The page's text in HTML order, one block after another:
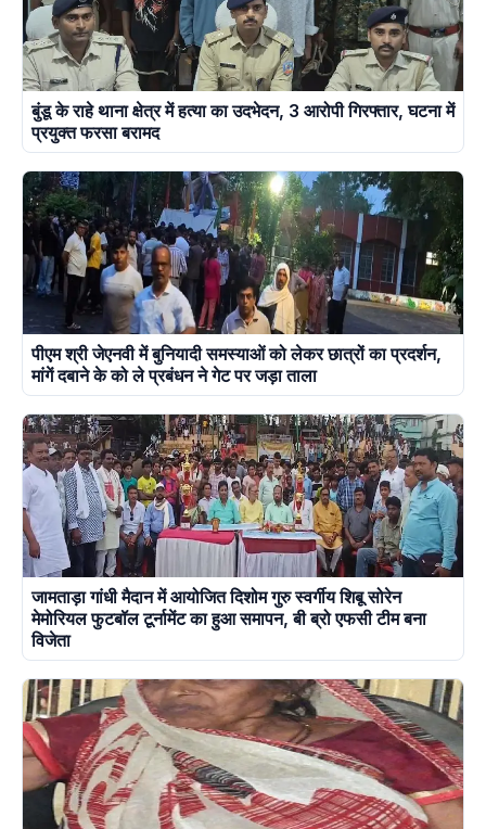
बुंडू के राहे थाना क्षेत्र में हत्या का उदभेदन, 3 आरोपी गिरफ्तार, घटना में
प्रयुक्त फरसा बरामद
पीएम श्री जेएनवी में बुनियादी समस्याओं को लेकर छात्रों का प्रदर्शन,
मांगें दबाने के को ले प्रबंधन ने गेट पर जड़ा ताला
जामताड़ा गांधी मैदान में आयोजित दिशोम गुरु स्वर्गीय शिबू सोरेन
मेमोरियल फुटबॉल टूर्नामेंट का हुआ समापन, बी ब्रो एफसी टीम बना
विजेता